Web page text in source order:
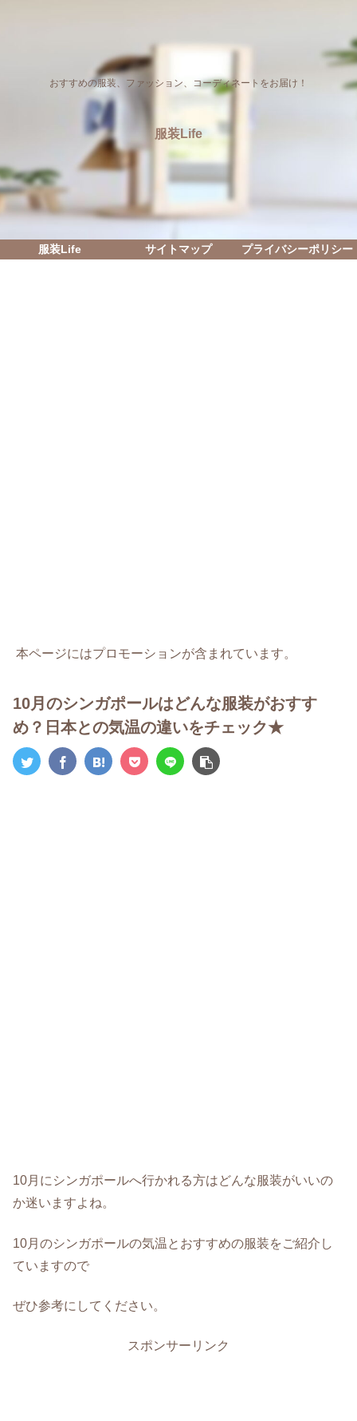
おすすめの服装、ファッション、コーディネートをお届け！
服装Life
服装Life サイトマップ プライバシーポリシー
本ページにはプロモーションが含まれています。
10月のシンガポールはどんな服装がおすす
め？日本との気温の違いをチェック★
10月にシンガポールへ行かれる方はどんな服装がいいの
か迷いますよね。
10月のシンガポールの気温とおすすめの服装をご紹介し
ていますので
ぜひ参考にしてください。
スポンサーリンク